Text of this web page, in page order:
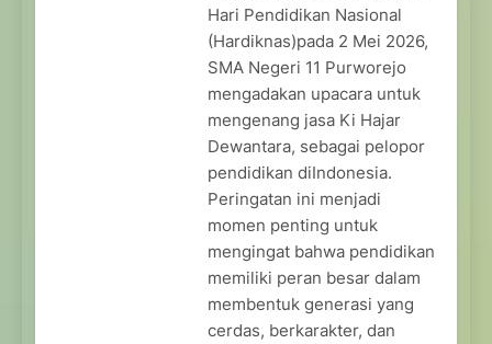
Hari Pendidikan Nasional
(Hardiknas)pada 2 Mei 2026,
SMA Negeri 11 Purworejo
mengadakan upacara untuk
mengenang jasa Ki Hajar
Dewantara, sebagai pelopor
pendidikan diIndonesia.
Peringatan ini menjadi
momen penting untuk
mengingat bahwa pendidikan
memiliki peran besar dalam
membentuk generasi yang
cerdas, berkarakter, dan